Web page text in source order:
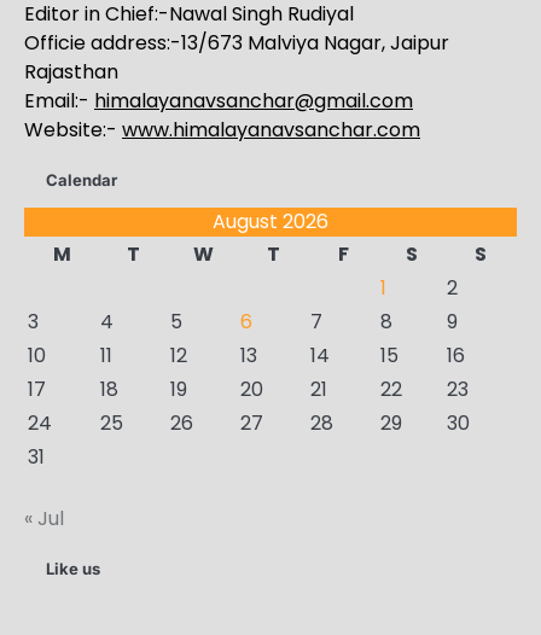
Editor in Chief:-Nawal Singh Rudiyal
Officie address:-13/673 Malviya Nagar, Jaipur
Rajasthan
Email:- himalayanavsanchar@gmail.com
Website:- www.himalayanavsanchar.com
Calendar
August 2026
M
T W T F S
S
1
2
3
4 5 6 7 8
9
10
11 12 13 14 15
16
17
18 19 20 21 22
23
24
25 26 27 28 29
30
31
« Jul
Like us